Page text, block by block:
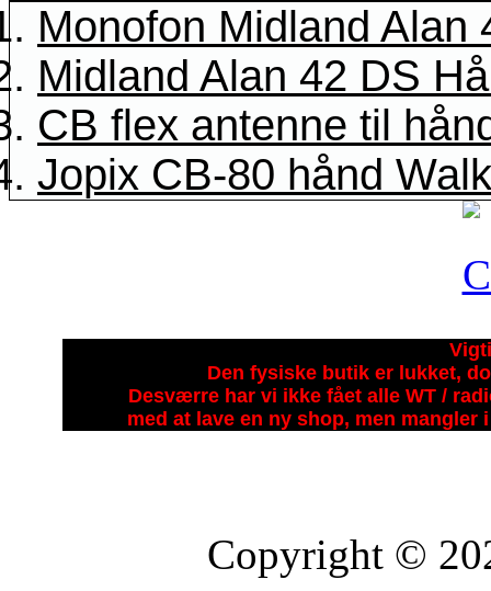
Monofon Midland Alan
Midland Alan 42 DS
CB flex antenne til
Jopix CB-80 hånd
Den fysiske butik er lukket,
Desværre har vi ikke fået alle WT /
med at lave en ny shop, men mangler
Copyright ©